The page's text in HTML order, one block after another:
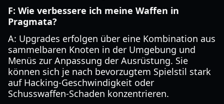
F: Wie verbessere ich meine Waffen in
Pragmata?
A: Upgrades erfolgen über eine Kombination aus
sammelbaren Knoten in der Umgebung und
Menüs zur Anpassung der Ausrüstung. Sie
können sich je nach bevorzugtem Spielstil stark
auf Hacking-Geschwindigkeit oder
Schusswaffen-Schaden konzentrieren.